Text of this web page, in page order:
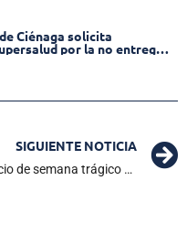
Ciénaga solicita
por la no entrega
EPS
SIGUIENTE NOTICIA
Inicio de semana trágico en Ciénaga: tres muertes violentas